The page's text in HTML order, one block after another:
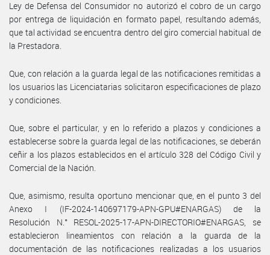
Ley de Defensa del Consumidor no autorizó el cobro de un cargo
por entrega de liquidación en formato papel, resultando además,
que tal actividad se encuentra dentro del giro comercial habitual de
la Prestadora.
Que, con relación a la guarda legal de las notificaciones remitidas a
los usuarios las Licenciatarias solicitaron especificaciones de plazo
y condiciones.
Que, sobre el particular, y en lo referido a plazos y condiciones a
establecerse sobre la guarda legal de las notificaciones, se deberán
ceñir a los plazos establecidos en el artículo 328 del Código Civil y
Comercial de la Nación.
Que, asimismo, resulta oportuno mencionar que, en el punto 3 del
Anexo I (IF-2024-140697179-APN-GPU#ENARGAS) de la
Resolución N.° RESOL-2025-17-APN-DIRECTORIO#ENARGAS, se
establecieron lineamientos con relación a la guarda de la
documentación de las notificaciones realizadas a los usuarios